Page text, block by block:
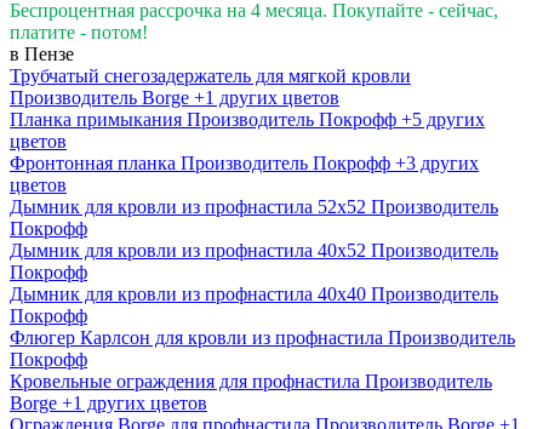
Беспроцентная рассрочка на 4 месяца. Покупайте - сейчас,
платите - потом!
в Пензе
Трубчатый снегозадержатель для мягкой кровли
Производитель Borge +1 других цветов
Планка примыкания Производитель Покрофф +5 других
цветов
Фронтонная планка Производитель Покрофф +3 других
цветов
Дымник для кровли из профнастила 52х52 Производитель
Покрофф
Дымник для кровли из профнастила 40х52 Производитель
Покрофф
Дымник для кровли из профнастила 40х40 Производитель
Покрофф
Флюгер Карлсон для кровли из профнастила Производитель
Покрофф
Кровельные ограждения для профнастила Производитель
Borge +1 других цветов
Ограждения Borge для профнастила Производитель Borge +1